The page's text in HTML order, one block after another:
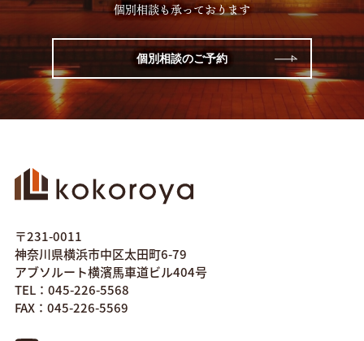
個別相談も承っております
個別相談のご予約
〒231-0011
神奈川県横浜市中区太田町6-79
アブソルート横濱馬車道ビル404号
TEL：045-226-5568
FAX：045-226-5569